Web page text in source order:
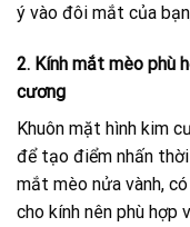
ý vào đôi mắt của
2. Kính mắt mèo phù
cương
Khuôn mặt hình kim
để tạo điểm nhấn
mắt mèo nửa vành,
cho kính nên phù hợp